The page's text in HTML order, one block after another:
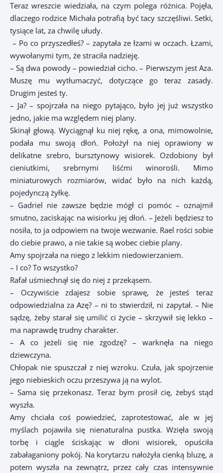
Teraz wreszcie wiedziała, na czym polega różnica. Pojęła,
dlaczego rodzice Michała potrafią być tacy szczęśliwi. Setki,
tysiące lat, za chwilę ułudy.
– Po co przyszedłeś? – zapytała ze łzami w oczach. Łzami,
wywołanymi tym, że straciła nadzieję.
– Są dwa powody – powiedział cicho. – Pierwszym jest Aza.
Muszę mu wytłumaczyć, dotyczące go teraz zasady.
Drugim jesteś ty.
– Ja? – spojrzała na niego pytająco, było jej już wszystko
jedno, jakie ma względem niej plany.
Skinął głową. Wyciągnął ku niej rękę, a ona, mimowolnie,
podała mu swoją dłoń. Położył na niej oprawiony w
delikatne srebro, bursztynowy wisiorek. Ozdobiony był
cieniutkimi, srebrnymi liśćmi winorośli. Mimo
miniaturowych rozmiarów, widać było na nich każdą,
pojedynczą żyłkę.
– Gadriel nie zawsze będzie mógł ci pomóc – oznajmił
smutno, zaciskając na wisiorku jej dłoń. – Jeżeli będziesz to
nosiła, to ja odpowiem na twoje wezwanie. Rael rości sobie
do ciebie prawo, a nie takie są wobec ciebie plany.
Amy spojrzała na niego z lekkim niedowierzaniem.
– I co? To wszystko?
Rafał uśmiechnął się do niej z przekąsem.
– Oczywiście zdajesz sobie sprawę, że jesteś teraz
odpowiedzialna za Azę? – ni to stwierdził, ni zapytał. – Nie
sądzę, żeby starał się umilić ci życie – skrzywił się lekko –
ma naprawdę trudny charakter.
– A co jeżeli się nie zgodzę? – warknęła na niego
dziewczyna.
Chłopak nie spuszczał z niej wzroku. Czuła, jak spojrzenie
jego niebieskich oczu przeszywa ją na wylot.
– Sama się przekonasz. Teraz bym prosił cię, żebyś stąd
wyszła.
Amy chciała coś powiedzieć, zaprotestować, ale w jej
myślach pojawiła się nienaturalna pustka. Wzięła swoją
torbę i ciągle ściskając w dłoni wisiorek, opuściła
zabałaganiony pokój. Na korytarzu nałożyła cienką bluzę, a
potem wyszła na zewnątrz, przez cały czas intensywnie